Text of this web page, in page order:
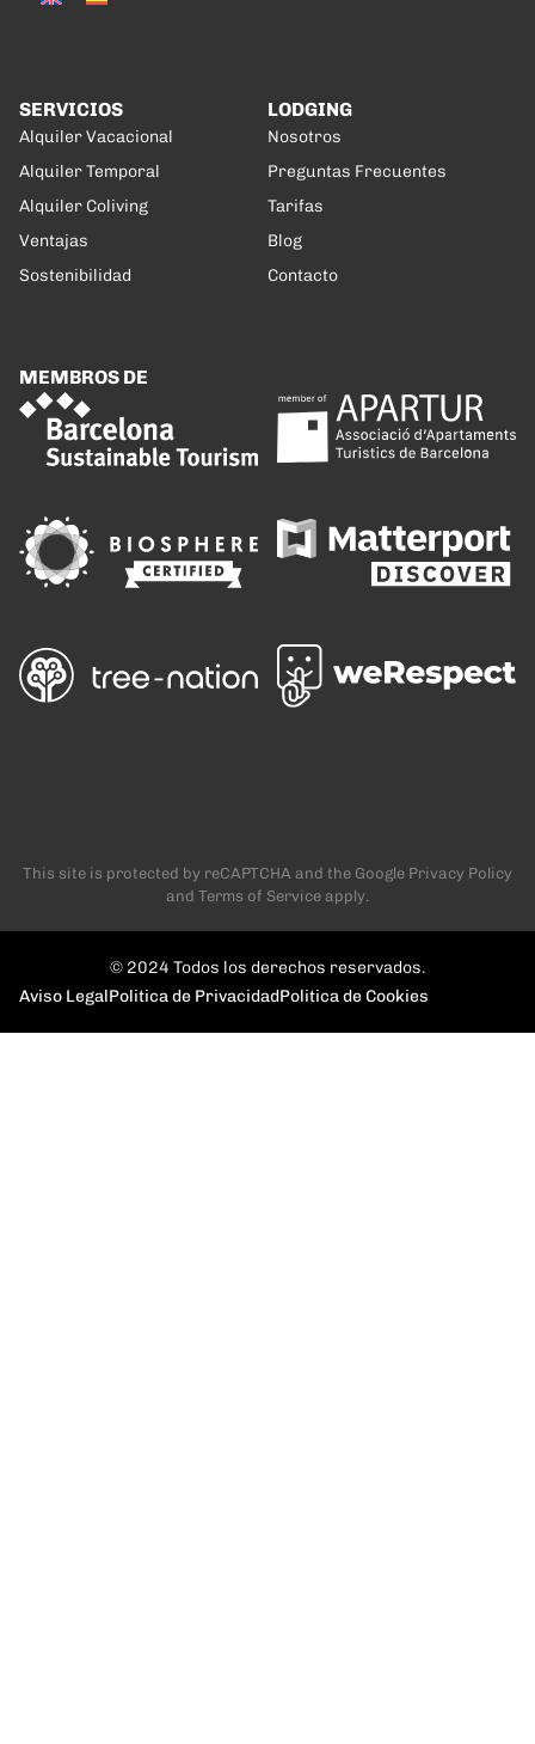
SERVICIOS
Alquiler Vacacional
Alquiler Temporal
Alquiler Coliving
Ventajas
Sostenibilidad
LODGING
Nosotros
Preguntas Frecuentes
Tarifas
Blog
Contacto
MEMBROS DE
This site is protected by reCAPTCHA and the Google Privacy Policy
and Terms of Service apply.
© 2024 Todos los derechos reservados.
Aviso LegalPolitica de PrivacidadPolitica de Cookies